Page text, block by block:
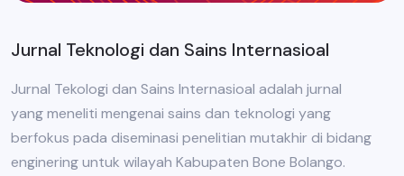
Jurnal Teknologi dan Sains Internasioal
Jurnal Tekologi dan Sains Internasioal adalah jurnal
yang meneliti mengenai sains dan teknologi yang
berfokus pada diseminasi penelitian mutakhir di bidang
enginering untuk wilayah Kabupaten Bone Bolango.